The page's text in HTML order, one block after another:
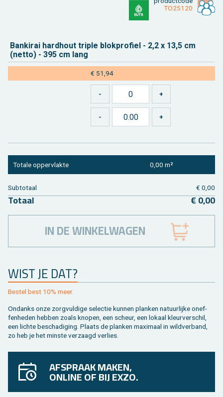
TO25120
Ban­ki­rai hard­hout tri­ple blok­pro­fiel - 2,2 x 13,5 cm
(netto) - 395 cm lang
€ 51,94
WIST JE DAT?
Be­stel best 10% meer.
On­danks onze zorg­vul­di­ge se­lec­tie kun­nen plan­ken na­tuur­lij­ke on­ef­
fen­he­den heb­ben zoals kno­pen, een scheur, een lo­kaal kleur­ver­schil,
een lich­te be­scha­di­ging. Plaats de plan­ken maxi­maal in wild­ver­band,
zo heb je het min­ste ver­zaagd ver­lies.
To­ta­le op­per­vlak­te 0,00 m²
Sub­to­taal € 0,00
To­taal € 0,00
IN DE WINKELWAGEN
AFSPRAAK MAKEN,
ONLINE OF BIJ EXZO.